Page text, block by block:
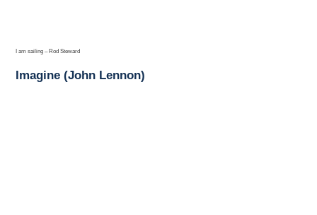
I am sailing – Rod Steward
Imagine (John Lennon)